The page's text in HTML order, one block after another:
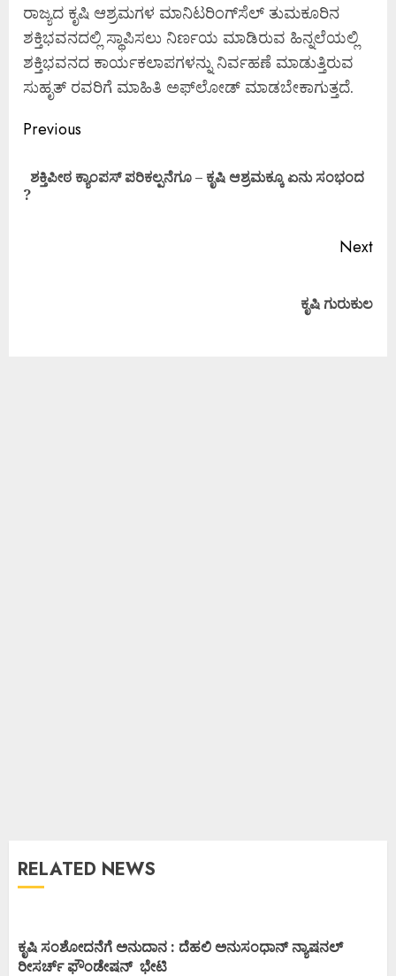
ರಾಜ್ಯದ ಕೃಷಿ ಆಶ್ರಮಗಳ ಮಾನಿಟರಿಂಗ್‍ಸೆಲ್ ತುಮಕೂರಿನ
ಶಕ್ತಿಭವನದಲ್ಲಿ ಸ್ಥಾಪಿಸಲು ನಿರ್ಣಯ ಮಾಡಿರುವ ಹಿನ್ನಲೆಯಲ್ಲಿ
ಶಕ್ತಿಭವನದ ಕಾರ್ಯಕಲಾಪಗಳನ್ನು ನಿರ್ವಹಣೆ ಮಾಡುತ್ತಿರುವ
ಸುಹೃತ್ ರವರಿಗೆ ಮಾಹಿತಿ ಅಫ್‍ಲೋಡ್ ಮಾಡಬೇಕಾಗುತ್ತದೆ.
Previous
ಶಕ್ತಿಪೀಠ ಕ್ಯಾಂಪಸ್ ಪರಿಕಲ್ಪನೆಗೂ – ಕೃಷಿ ಆಶ್ರಮಕ್ಕೂ ಏನು ಸಂಭಂದ
?
Next
ಕೃಷಿ ಗುರುಕುಲ
RELATED NEWS
ಕೃಷಿ ಸಂಶೋದನೆಗೆ ಅನುದಾನ : ದೆಹಲಿ ಅನುಸಂಧಾನ್ ನ್ಯಾಷನಲ್
ರೀಸರ್ಚ್ ಫೌಂಡೇಷನ್ ಭೇಟಿ